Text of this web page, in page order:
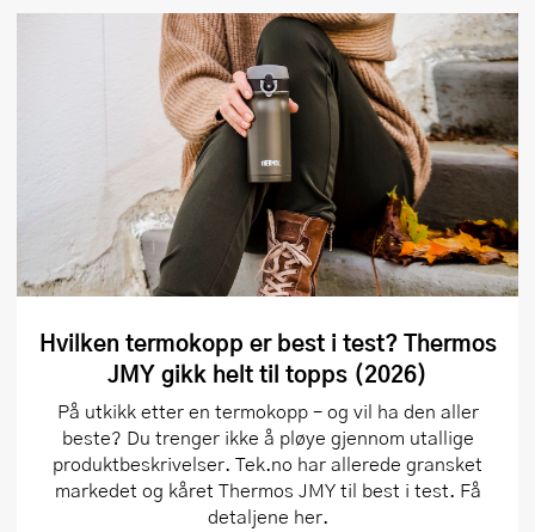
Hvilken termokopp er best i test? Thermos
JMY gikk helt til topps (2026)
På utkikk etter en termokopp – og vil ha den aller
beste? Du trenger ikke å pløye gjennom utallige
produktbeskrivelser. Tek.no har allerede gransket
markedet og kåret Thermos JMY til best i test. Få
detaljene her.